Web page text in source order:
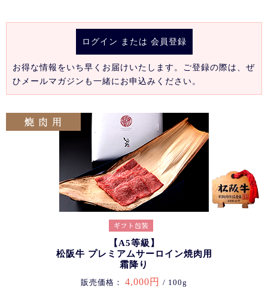
ログイン または 会員登録
お得な情報をいち早くお届けいたします。ご登録の際は、ぜ
ひメールマガジンも一緒にお申込みください。
【A5等級】
松阪牛 プレミアムサーロイン焼肉用
霜降り
販売価格： 4,000円 / 100g